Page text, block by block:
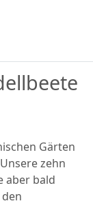
Gärten
zehn
aber bald